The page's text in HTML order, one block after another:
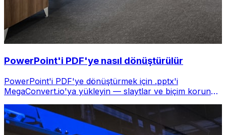
PowerPoint'i PDF'ye nasıl dönüştürülür
PowerPoint'i PDF'ye dönüştürmek için .pptx'i
MegaConvert.io'ya yükleyin — slaytlar ve biçim korunur,